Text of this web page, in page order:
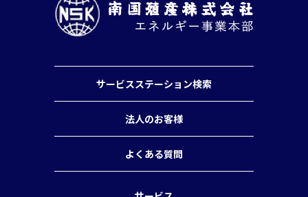
サービスステーション検索
法人のお客様
よくある質問